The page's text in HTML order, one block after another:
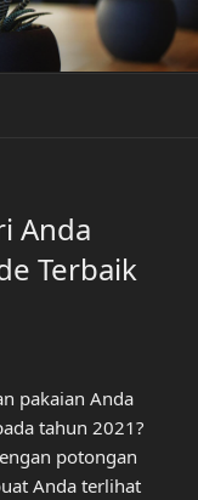
Anda
Terbaik
pakaian Anda
tahun 2021?
potongan
Anda terlihat